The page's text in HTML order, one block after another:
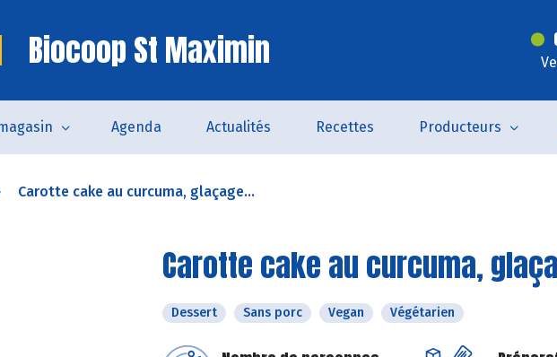
Biocoop St Maximin
Agenda Actualités Recettes Producteurs
Carotte cake au curcuma, glaçage...
Carotte cake au curcuma,
Dessert Sans porc Vegan Végétarien